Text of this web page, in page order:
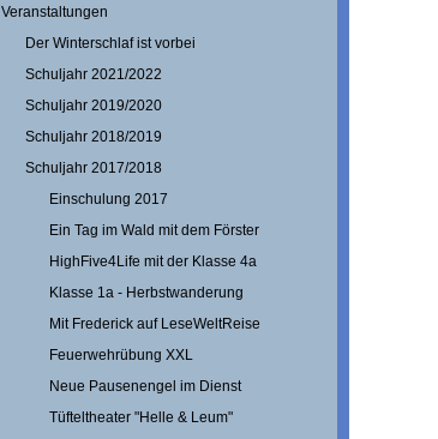
Veranstaltungen
Der Winterschlaf ist vorbei
Schuljahr 2021/2022
Schuljahr 2019/2020
Schuljahr 2018/2019
Schuljahr 2017/2018
Einschulung 2017
Ein Tag im Wald mit dem Förster
HighFive4Life mit der Klasse 4a
Klasse 1a - Herbstwanderung
Mit Frederick auf LeseWeltReise
Feuerwehrübung XXL
Neue Pausenengel im Dienst
Tüfteltheater "Helle & Leum"